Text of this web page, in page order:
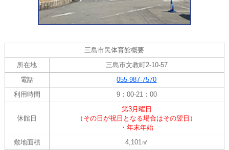
三島市民体育館概要
所在地
三島市文教町2-10-57
電話
055-987-7570
利用時間
9：00-21：00
休館日
第3月曜日
（その日が祝日となる場合はその翌日）
・年末年始
敷地面積
4,101㎡